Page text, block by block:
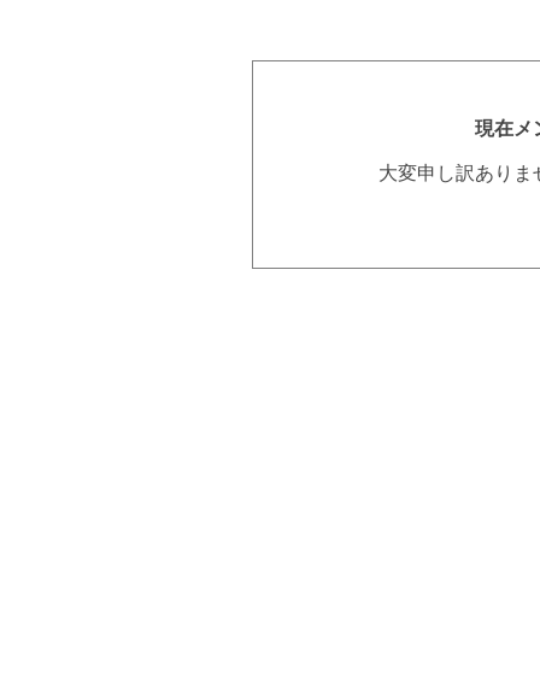
現在メ
大変申し訳あり